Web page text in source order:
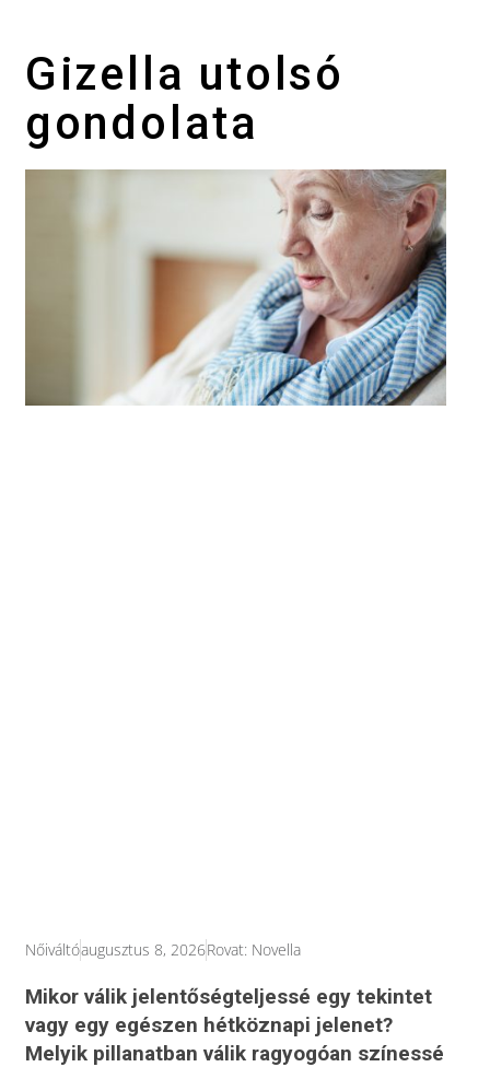
Gizella utolsó
gondolata
Nőiváltóaugusztus 8, 2026Rovat: Novella
Mikor válik jelentőségteljessé egy tekintet
vagy egy egészen hétköznapi jelenet?
Melyik pillanatban válik ragyogóan színessé